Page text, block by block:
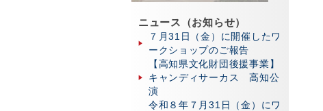
ニュース（お知らせ）
７月31日（金）に開催したワ
ークショップのご報告
【高知県文化財団後援事業】
キャンディサーカス 高知公
演
令和８年７月31日（金）にワ